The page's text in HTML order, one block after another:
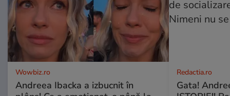
Wowbiz.ro
Andreea Ibacka a izbucnit în
Redactia.ro
Gata!